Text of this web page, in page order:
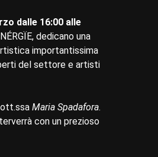
dalle 16:00 alle
dedicano una
importantissima
del settore e artisti
Maria Spadafora.
con un prezioso